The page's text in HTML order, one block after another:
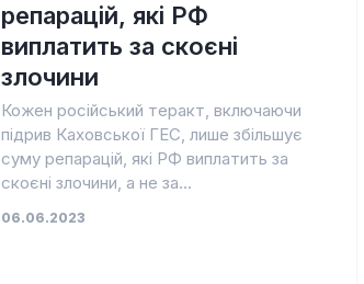
репарацій, які РФ
виплатить за скоєні
злочини
Кожен російський теракт, включаючи
підрив Каховської ГЕС, лише збільшує
суму репарацій, які РФ виплатить за
скоєні злочини, а не за...
06.06.2023